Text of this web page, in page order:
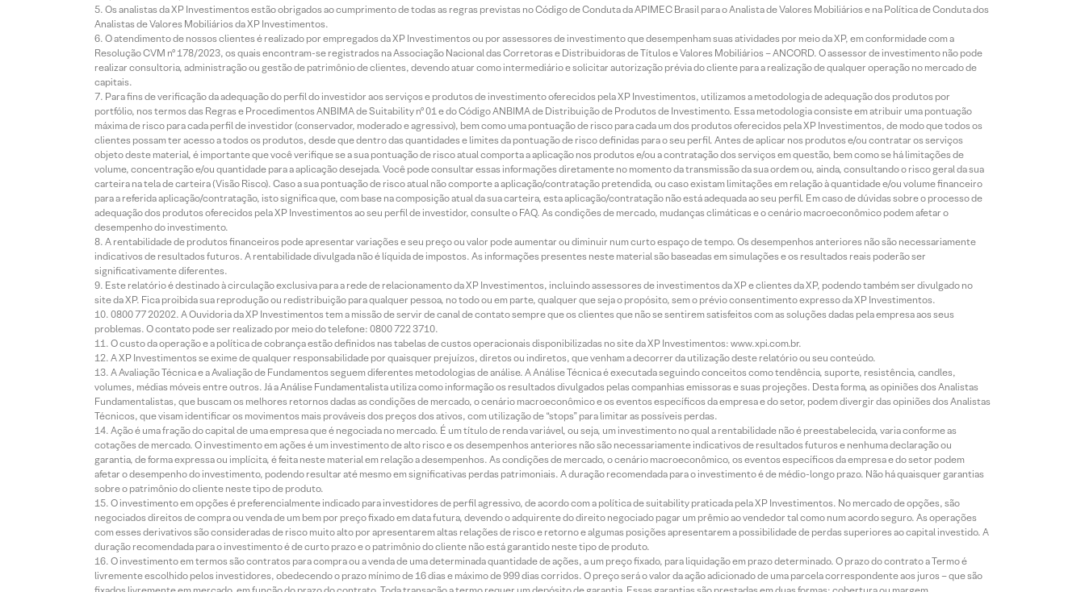
Os analistas da XP Investimentos estão obrigados ao cumprimento de todas as regras previstas no Código de Conduta da APIMEC Brasil para o Analista de Valores Mobiliários e na Política de Conduta dos
Analistas de Valores Mobiliários da XP Investimentos.
O atendimento de nossos clientes é realizado por empregados da XP Investimentos ou por assessores de investimento que desempenham suas atividades por meio da XP, em conformidade com a
Resolução CVM nº 178/2023, os quais encontram-se registrados na Associação Nacional das Corretoras e Distribuidoras de Títulos e Valores Mobiliários – ANCORD. O assessor de investimento não pode
realizar consultoria, administração ou gestão de patrimônio de clientes, devendo atuar como intermediário e solicitar autorização prévia do cliente para a realização de qualquer operação no mercado de
capitais.
Para fins de verificação da adequação do perfil do investidor aos serviços e produtos de investimento oferecidos pela XP Investimentos, utilizamos a metodologia de adequação dos produtos por
portfólio, nos termos das Regras e Procedimentos ANBIMA de Suitability nº 01 e do Código ANBIMA de Distribuição de Produtos de Investimento. Essa metodologia consiste em atribuir uma pontuação
máxima de risco para cada perfil de investidor (conservador, moderado e agressivo), bem como uma pontuação de risco para cada um dos produtos oferecidos pela XP Investimentos, de modo que todos os
clientes possam ter acesso a todos os produtos, desde que dentro das quantidades e limites da pontuação de risco definidas para o seu perfil. Antes de aplicar nos produtos e/ou contratar os serviços
objeto deste material, é importante que você verifique se a sua pontuação de risco atual comporta a aplicação nos produtos e/ou a contratação dos serviços em questão, bem como se há limitações de
volume, concentração e/ou quantidade para a aplicação desejada. Você pode consultar essas informações diretamente no momento da transmissão da sua ordem ou, ainda, consultando o risco geral da sua
carteira na tela de carteira (Visão Risco). Caso a sua pontuação de risco atual não comporte a aplicação/contratação pretendida, ou caso existam limitações em relação à quantidade e/ou volume financeiro
para a referida aplicação/contratação, isto significa que, com base na composição atual da sua carteira, esta aplicação/contratação não está adequada ao seu perfil. Em caso de dúvidas sobre o processo de
adequação dos produtos oferecidos pela XP Investimentos ao seu perfil de investidor, consulte o FAQ. As condições de mercado, mudanças climáticas e o cenário macroeconômico podem afetar o
desempenho do investimento.
A rentabilidade de produtos financeiros pode apresentar variações e seu preço ou valor pode aumentar ou diminuir num curto espaço de tempo. Os desempenhos anteriores não são necessariamente
indicativos de resultados futuros. A rentabilidade divulgada não é líquida de impostos. As informações presentes neste material são baseadas em simulações e os resultados reais poderão ser
significativamente diferentes.
Este relatório é destinado à circulação exclusiva para a rede de relacionamento da XP Investimentos, incluindo assessores de investimentos da XP e clientes da XP, podendo também ser divulgado no
site da XP. Fica proibida sua reprodução ou redistribuição para qualquer pessoa, no todo ou em parte, qualquer que seja o propósito, sem o prévio consentimento expresso da XP Investimentos.
0800 77 20202. A Ouvidoria da XP Investimentos tem a missão de servir de canal de contato sempre que os clientes que não se sentirem satisfeitos com as soluções dadas pela empresa aos seus
problemas. O contato pode ser realizado por meio do telefone: 0800 722 3710.
O custo da operação e a política de cobrança estão definidos nas tabelas de custos operacionais disponibilizadas no site da XP Investimentos: www.xpi.com.br.
A XP Investimentos se exime de qualquer responsabilidade por quaisquer prejuízos, diretos ou indiretos, que venham a decorrer da utilização deste relatório ou seu conteúdo.
A Avaliação Técnica e a Avaliação de Fundamentos seguem diferentes metodologias de análise. A Análise Técnica é executada seguindo conceitos como tendência, suporte, resistência, candles,
volumes, médias móveis entre outros. Já a Análise Fundamentalista utiliza como informação os resultados divulgados pelas companhias emissoras e suas projeções. Desta forma, as opiniões dos Analistas
Fundamentalistas, que buscam os melhores retornos dadas as condições de mercado, o cenário macroeconômico e os eventos específicos da empresa e do setor, podem divergir das opiniões dos Analistas
Técnicos, que visam identificar os movimentos mais prováveis dos preços dos ativos, com utilização de “stops” para limitar as possíveis perdas.
Ação é uma fração do capital de uma empresa que é negociada no mercado. É um título de renda variável, ou seja, um investimento no qual a rentabilidade não é preestabelecida, varia conforme as
cotações de mercado. O investimento em ações é um investimento de alto risco e os desempenhos anteriores não são necessariamente indicativos de resultados futuros e nenhuma declaração ou
garantia, de forma expressa ou implícita, é feita neste material em relação a desempenhos. As condições de mercado, o cenário macroeconômico, os eventos específicos da empresa e do setor podem
afetar o desempenho do investimento, podendo resultar até mesmo em significativas perdas patrimoniais. A duração recomendada para o investimento é de médio-longo prazo. Não há quaisquer garantias
sobre o patrimônio do cliente neste tipo de produto.
O investimento em opções é preferencialmente indicado para investidores de perfil agressivo, de acordo com a política de suitability praticada pela XP Investimentos. No mercado de opções, são
negociados direitos de compra ou venda de um bem por preço fixado em data futura, devendo o adquirente do direito negociado pagar um prêmio ao vendedor tal como num acordo seguro. As operações
com esses derivativos são consideradas de risco muito alto por apresentarem altas relações de risco e retorno e algumas posições apresentarem a possibilidade de perdas superiores ao capital investido. A
duração recomendada para o investimento é de curto prazo e o patrimônio do cliente não está garantido neste tipo de produto.
O investimento em termos são contratos para compra ou a venda de uma determinada quantidade de ações, a um preço fixado, para liquidação em prazo determinado. O prazo do contrato a Termo é
livremente escolhido pelos investidores, obedecendo o prazo mínimo de 16 dias e máximo de 999 dias corridos. O preço será o valor da ação adicionado de uma parcela correspondente aos juros – que são